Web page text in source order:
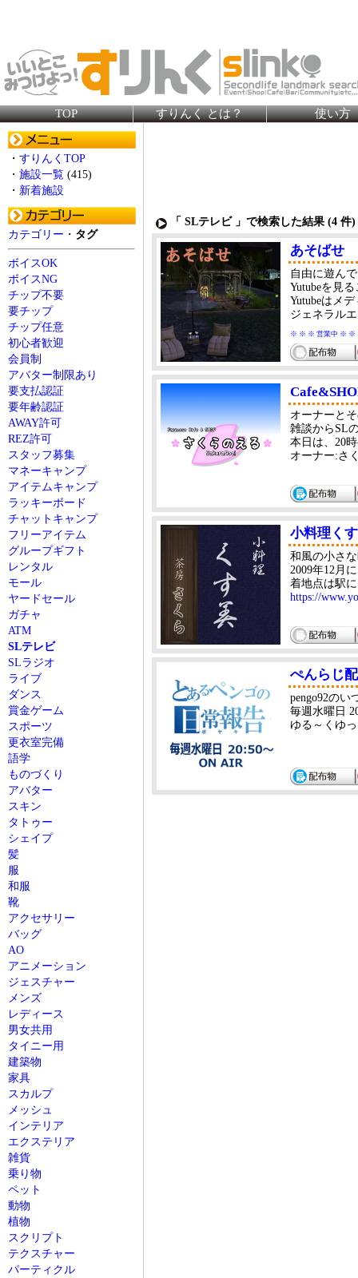
TOP すりんく とは？ 使い方
・ すりんくTOP
・ 施設一覧 (415)
・ 新着施設
カテゴリー ・ タグ
ボイスOK
ボイスNG
チップ不要
要チップ
チップ任意
初心者歓迎
会員制
アバター制限あり
要支払認証
要年齢認証
AWAY許可
REZ許可
スタッフ募集
マネーキャンプ
アイテムキャンプ
ラッキーボード
チャットキャンプ
フリーアイテム
グループギフト
レンタル
モール
ヤードセール
ガチャ
ATM
SLテレビ
SLラジオ
ライブ
ダンス
賞金ゲーム
スポーツ
更衣室完備
語学
ものづくり
アバター
スキン
タトゥー
シェイプ
髪
服
和服
靴
アクセサリー
バッグ
AO
アニメーション
ジェスチャー
メンズ
レディース
男女共用
タイニー用
建築物
家具
スカルプ
メッシュ
インテリア
エクステリア
雑貨
乗り物
ペット
動物
植物
スクリプト
テクスチャー
パーティクル
「 SLテレビ 」で検索した結果 (4 件)
あそばせ
自由に遊ん
Yutubeを見
Yutubeはメ
ジェネラル
※ ※ ※ 営業中 ※ ※
オーナーと
雑談からSL
本日は、20
オーナー:さ
小料理く
和風の小さ
2009年12月
着地点は駅
https://
ぺんらじ
pengo92のい
毎週水曜日
ゆる～くゆ